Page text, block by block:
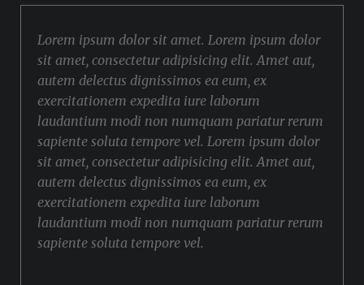
Lorem ipsum dolor sit amet. Lorem ipsum dolor
sit amet, consectetur adipisicing elit. Amet aut,
autem delectus dignissimos ea eum, ex
exercitationem expedita iure laborum
laudantium modi non numquam pariatur rerum
sapiente soluta tempore vel. Lorem ipsum dolor
sit amet, consectetur adipisicing elit. Amet aut,
autem delectus dignissimos ea eum, ex
exercitationem expedita iure laborum
laudantium modi non numquam pariatur rerum
sapiente soluta tempore vel.